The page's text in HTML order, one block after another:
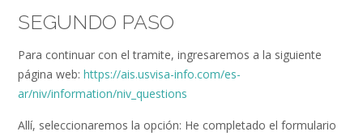
SEGUNDO PASO
Para continuar con el tramite, ingresaremos a la siguiente
página web: https://ais.usvisa-info.com/es-
ar/niv/information/niv_questions
Allí, seleccionaremos la opción: He completado el formulario